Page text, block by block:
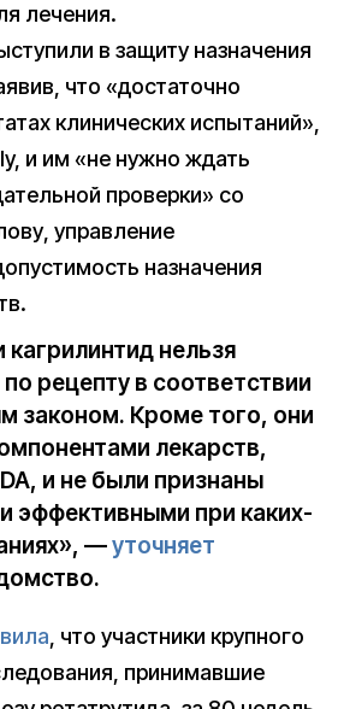
лечения.
в защиту назначения
что «достаточно
клинических испытаний»,
и им «не нужно ждать
проверки» со
управление
назначения
кагрилинтид нельзя
рецепту в соответствии
законом. Кроме того, они
лекарств,
и не были признаны
эффективными при каких-
—уточняет
, что участники крупного
принимавшие